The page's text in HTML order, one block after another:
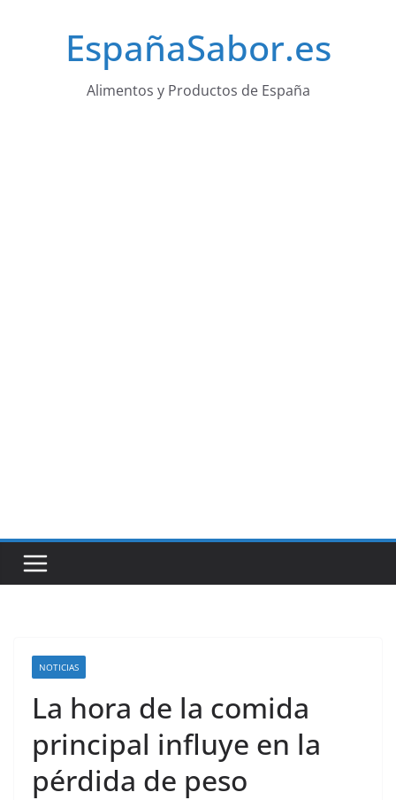
EspañaSabor.es
Alimentos y Productos de España
NOTICIAS
La hora de la comida
principal influye en la
pérdida de peso